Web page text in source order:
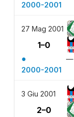
2000-2001
27 Mag 2001
1–0
●
—
2000-2001
3 Giu 2001
2–0